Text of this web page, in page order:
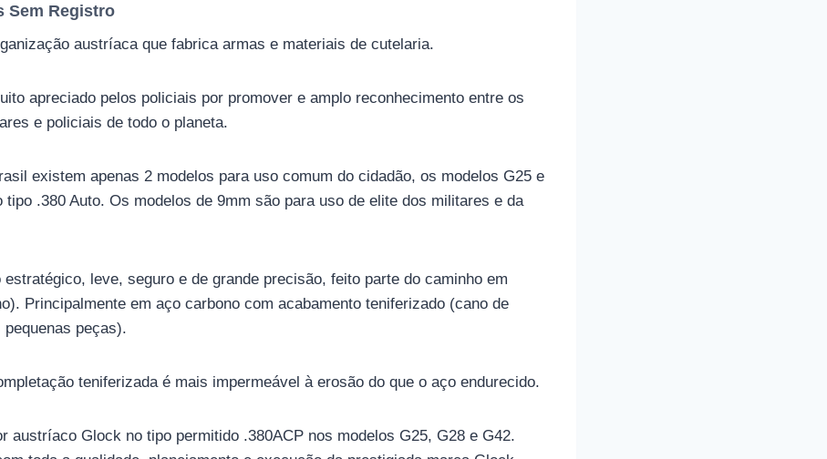
Sem Registro
austríaca que fabrica armas e materiais de cutelaria.
apreciado pelos policiais por promover e amplo reconhecimento entre os
e policiais de todo o planeta.
existem apenas 2 modelos para uso comum do cidadão, os modelos G25 e
tipo .380 Auto. Os modelos de 9mm são para uso de elite dos militares e da
estratégico, leve, seguro e de grande precisão, feito parte do caminho em
Principalmente em aço carbono com acabamento teniferizado (cano de
peças).
teniferizada é mais impermeável à erosão do que o aço endurecido.
austríaco Glock no tipo permitido .380ACP nos modelos G25, G28 e G42.